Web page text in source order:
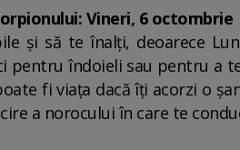
Vineri, 6 octombrie
și să te înalți, deoarece
pentru îndoieli sau pentru a
fi viața dacă îți acorzi o
a norocului în care te